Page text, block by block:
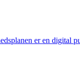
er en digital